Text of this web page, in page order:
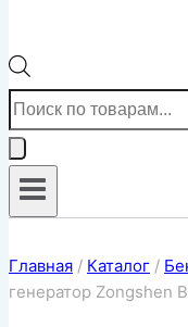
Поиск
товаров
Главная / Каталог /
генератор Zongshen